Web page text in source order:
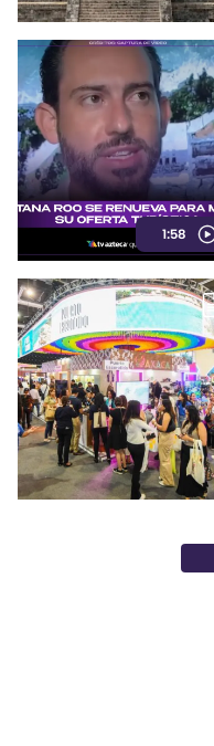
1:58